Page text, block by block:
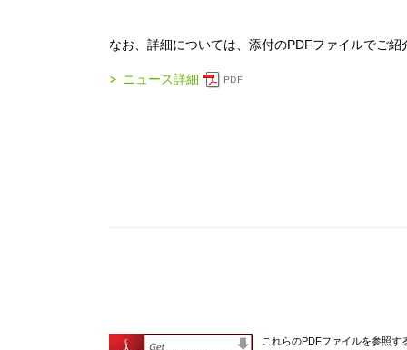
なお、詳細については、添付のPDFファイルでご紹
ニュース詳細
これらのPDFファイルを参照す